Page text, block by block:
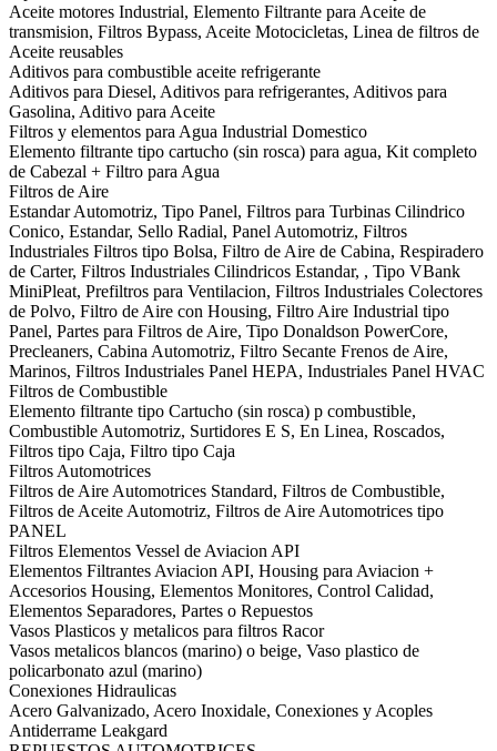
Aceite motores Industrial, Elemento Filtrante para Aceite de
transmision, Filtros Bypass, Aceite Motocicletas, Linea de filtros de
Aceite reusables
Aditivos para combustible aceite refrigerante
Aditivos para Diesel, Aditivos para refrigerantes, Aditivos para
Gasolina, Aditivo para Aceite
Filtros y elementos para Agua Industrial Domestico
Elemento filtrante tipo cartucho (sin rosca) para agua, Kit completo
de Cabezal + Filtro para Agua
Filtros de Aire
Estandar Automotriz, Tipo Panel, Filtros para Turbinas Cilindrico
Conico, Estandar, Sello Radial, Panel Automotriz, Filtros
Industriales Filtros tipo Bolsa, Filtro de Aire de Cabina, Respiradero
de Carter, Filtros Industriales Cilindricos Estandar, , Tipo VBank
MiniPleat, Prefiltros para Ventilacion, Filtros Industriales Colectores
de Polvo, Filtro de Aire con Housing, Filtro Aire Industrial tipo
Panel, Partes para Filtros de Aire, Tipo Donaldson PowerCore,
Precleaners, Cabina Automotriz, Filtro Secante Frenos de Aire,
Marinos, Filtros Industriales Panel HEPA, Industriales Panel HVAC
Filtros de Combustible
Elemento filtrante tipo Cartucho (sin rosca) p combustible,
Combustible Automotriz, Surtidores E S, En Linea, Roscados,
Filtros tipo Caja, Filtro tipo Caja
Filtros Automotrices
Filtros de Aire Automotrices Standard, Filtros de Combustible,
Filtros de Aceite Automotriz, Filtros de Aire Automotrices tipo
PANEL
Filtros Elementos Vessel de Aviacion API
Elementos Filtrantes Aviacion API, Housing para Aviacion +
Accesorios Housing, Elementos Monitores, Control Calidad,
Elementos Separadores, Partes o Repuestos
Vasos Plasticos y metalicos para filtros Racor
Vasos metalicos blancos (marino) o beige, Vaso plastico de
policarbonato azul (marino)
Conexiones Hidraulicas
Acero Galvanizado, Acero Inoxidale, Conexiones y Acoples
Antiderrame Leakgard